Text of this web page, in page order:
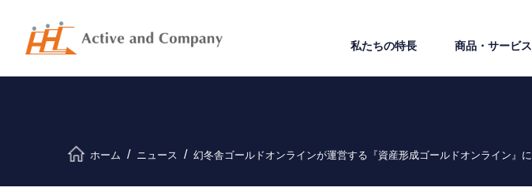
私たちの特⻑ 商品・サービス
ホーム ニュース 幻冬舎ゴールドオンラインが運営する『資産形成ゴールドオンライン』